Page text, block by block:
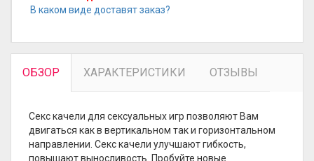
В каком виде доставят заказ?
ОБЗОР ХАРАКТЕРИСТИКИ ОТЗЫВЫ
Секс качели для сексуальных игр позволяют Вам
двигаться как в вертикальном так и горизонтальном
направлении. Секс качели улучшают гибкость,
повышают выносливость. Пробуйте новые